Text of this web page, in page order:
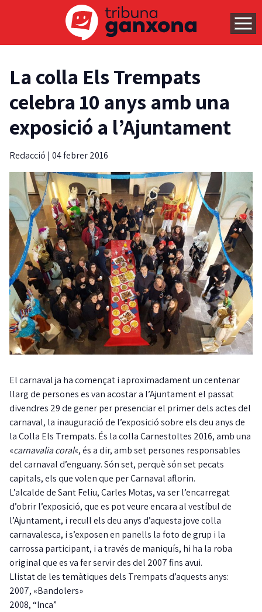
La colla Els Trempats
celebra 10 anys amb una
exposició a l’Ajuntament
Redacció | 04 febrer 2016
El carnaval ja ha començat i aproximadament un centenar
llarg de persones es van acostar a l’Ajuntament el passat
divendres 29 de gener per presenciar el primer dels actes del
carnaval, la inauguració de l’exposició sobre els deu anys de
la Colla Els Trempats. És la colla Carnestoltes 2016, amb una
«carnavalia coral«, és a dir, amb set persones responsables
del carnaval d’enguany. Són set, perquè són set pecats
capitals, els que volen que per Carnaval aflorin.
L’alcalde de Sant Feliu, Carles Motas, va ser l’encarregat
d’obrir l’exposició, que es pot veure encara al vestíbul de
l’Ajuntament, i recull els deu anys d’aquesta jove colla
carnavalesca, i s’exposen en panells la foto de grup i la
carrossa participant, i a través de maniquís, hi ha la roba
original que es va fer servir des del 2007 fins avui.
Llistat de les temàtiques dels Trempats d’aquests anys:
2007, «Bandolers»
2008, “Inca”